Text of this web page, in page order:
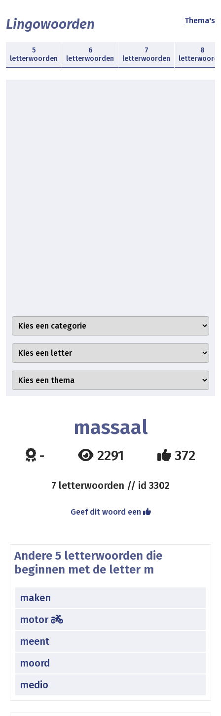
Lingowoorden Thema's
5
letterwoorden
6
letterwoorden
7
letterwoorden
8
massaal
- 2291 372
7 letterwoorden // id 3302
Geef dit woord een
Andere 5 letterwoorden die
beginnen met de letter m
maken
motor
meent
moord
medio